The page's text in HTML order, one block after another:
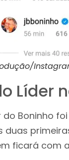
Líder
Boninho
duas
ficará com